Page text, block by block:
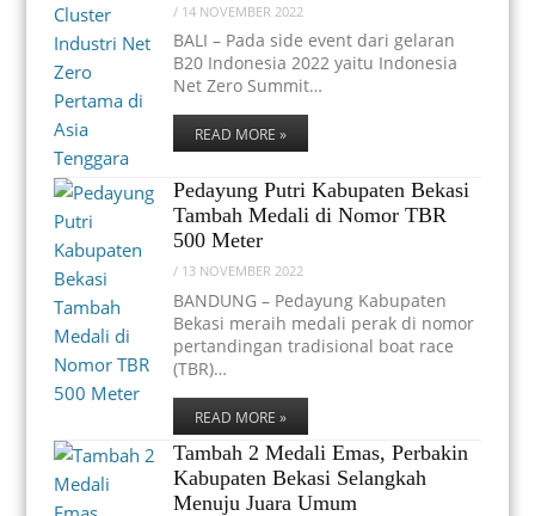
/ 14 NOVEMBER 2022
BALI – Pada side event dari gelaran
B20 Indonesia 2022 yaitu Indonesia
Net Zero Summit…
READ MORE »
Pedayung Putri Kabupaten Bekasi
Tambah Medali di Nomor TBR
500 Meter
/ 13 NOVEMBER 2022
BANDUNG – Pedayung Kabupaten
Bekasi meraih medali perak di nomor
pertandingan tradisional boat race
(TBR)…
READ MORE »
Tambah 2 Medali Emas, Perbakin
Kabupaten Bekasi Selangkah
Menuju Juara Umum